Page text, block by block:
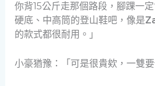
你背15公斤走那個路段，腳踝一
硬底、中高筒的登山鞋吧，像是
的款式都很耐用。」
小豪猶豫：「可是很貴欸，一雙要